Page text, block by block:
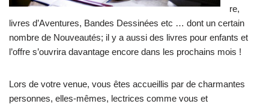
re,
livres d’Aventures, Bandes Dessinées etc … dont un certain
nombre de Nouveautés; il y a aussi des livres pour enfants et
l’offre s’ouvrira davantage encore dans les prochains mois !
Lors de votre venue, vous êtes accueillis par de charmantes
personnes, elles-mêmes, lectrices comme vous et